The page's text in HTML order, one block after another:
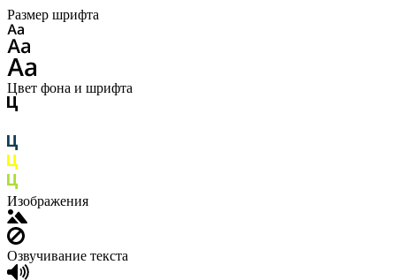
Размер шрифта
Цвет фона и шрифта
Изображения
Озвучивание текста